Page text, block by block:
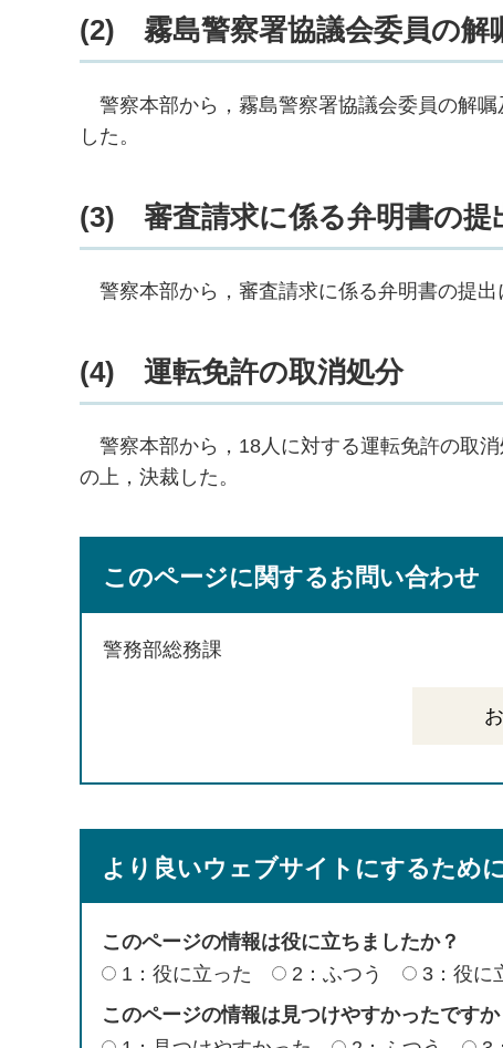
(2) 霧島警察署協議会委員の
警察本部から，霧島警察署協議会委員の解
した。
(3) 審査請求に係る弁明書の提
警察本部から，審査請求に係る弁明書の提
(4) 運転免許の取消処分
警察本部から，18人に対する運転免許の取
の上，決裁した。
このページに関するお問い合わせ
警務部総務課
より良いウェブサイトにするため
このページの情報は役に立ちましたか？
1：役に立った
2：ふつう
3：役に
このページの情報は見つけやすかったですか